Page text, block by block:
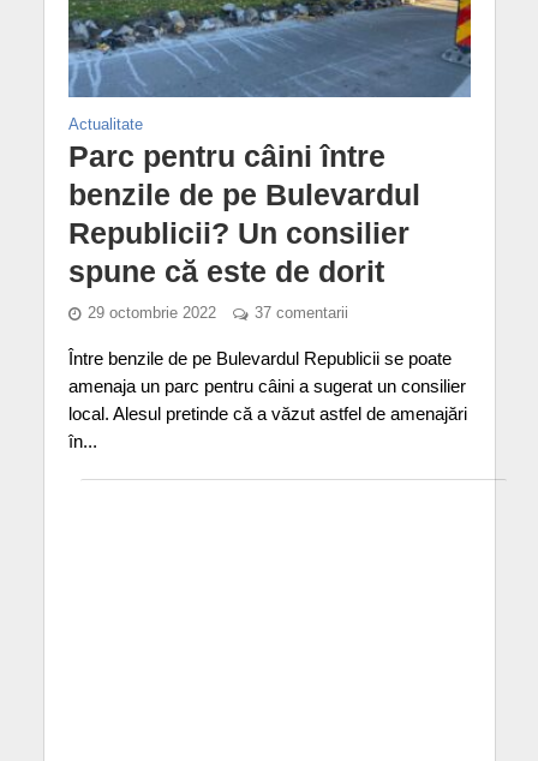
Actualitate
Parc pentru câini între
benzile de pe Bulevardul
Republicii? Un consilier
spune că este de dorit
29 octombrie 2022 37 comentarii
Între benzile de pe Bulevardul Republicii se poate
amenaja un parc pentru câini a sugerat un consilier
local. Alesul pretinde că a văzut astfel de amenajări
în...